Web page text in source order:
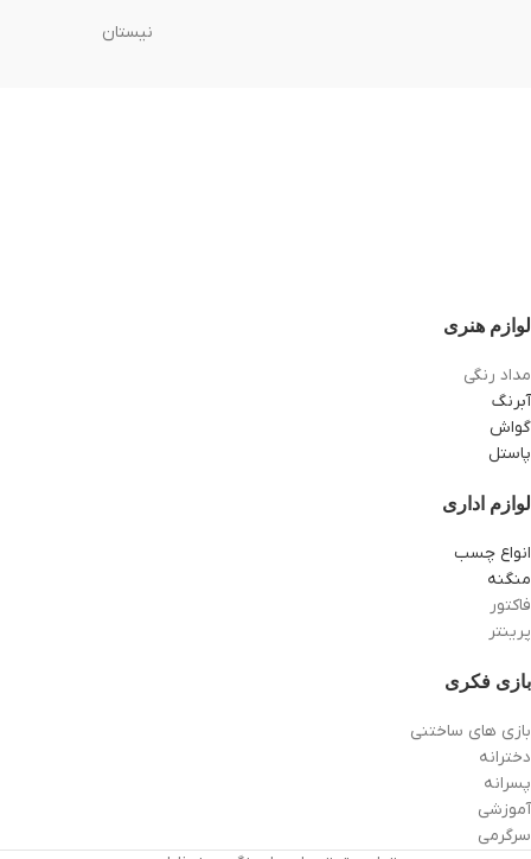
نیستان
لوازم هنری
مداد رنگی
آبرنگ
گواش
پاستل
لوازم اداری
انواع چسب
منگنه
فاکتور
پرینتر
بازی فکری
بازی های ساختنی
دخترانه
پسرانه
آموزشی
سرگرمی